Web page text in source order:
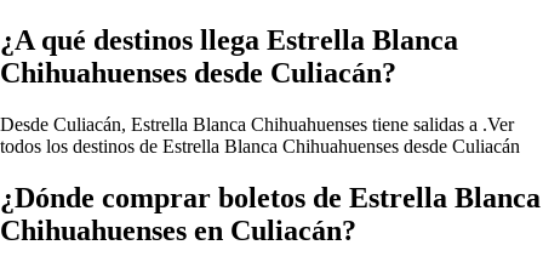
¿A qué destinos llega Estrella Blanca
Chihuahuenses desde Culiacán?
Desde Culiacán, Estrella Blanca Chihuahuenses tiene salidas a .Ver
todos los destinos de Estrella Blanca Chihuahuenses desde Culiacán
¿Dónde comprar boletos de Estrella Blanca
Chihuahuenses en Culiacán?